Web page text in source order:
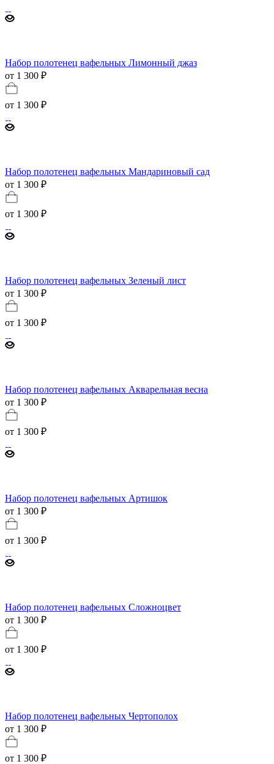
Набор полотенец вафельных Лимонный джаз
от 1 300 ₽
от 1 300 ₽
Набор полотенец вафельных Мандариновый сад
от 1 300 ₽
от 1 300 ₽
Набор полотенец вафельных Зеленый лист
от 1 300 ₽
от 1 300 ₽
Набор полотенец вафельных Акварельная весна
от 1 300 ₽
от 1 300 ₽
Набор полотенец вафельных Артишок
от 1 300 ₽
от 1 300 ₽
Набор полотенец вафельных Сложноцвет
от 1 300 ₽
от 1 300 ₽
Набор полотенец вафельных Чертополох
от 1 300 ₽
от 1 300 ₽